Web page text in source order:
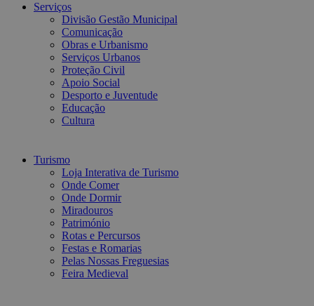
Serviços
Divisão Gestão Municipal
Comunicação
Obras e Urbanismo
Serviços Urbanos
Proteção Civil
Apoio Social
Desporto e Juventude
Educação
Cultura
Turismo
Loja Interativa de Turismo
Onde Comer
Onde Dormir
Miradouros
Património
Rotas e Percursos
Festas e Romarias
Pelas Nossas Freguesias
Feira Medieval